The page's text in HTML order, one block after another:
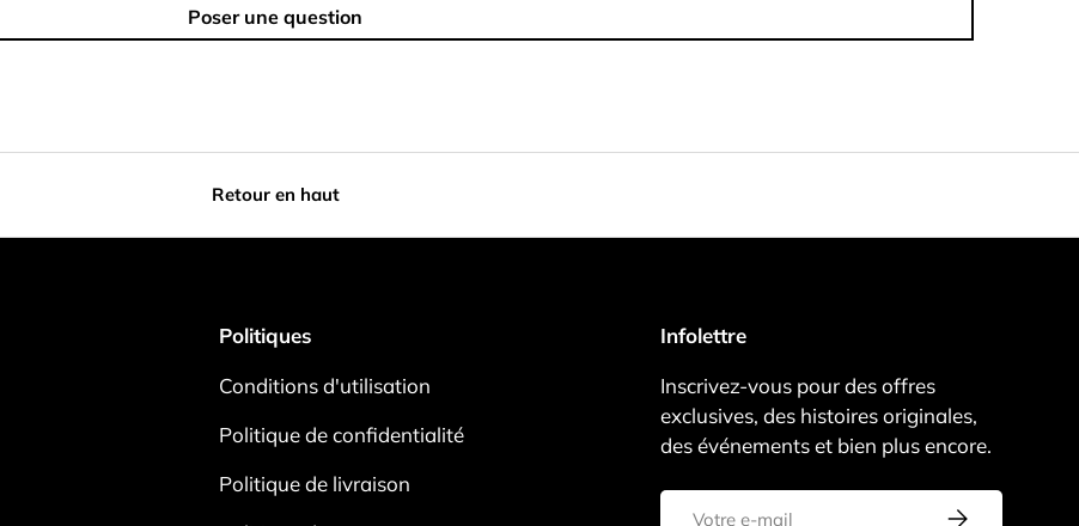
Poser une question
Retour en haut
Politiques
Conditions d'utilisation
Politique de confidentialité
Politique de livraison
Infolettre
Inscrivez-vous pour des offres
exclusives, des histoires originales,
des événements et bien plus encore.
S’inscrire